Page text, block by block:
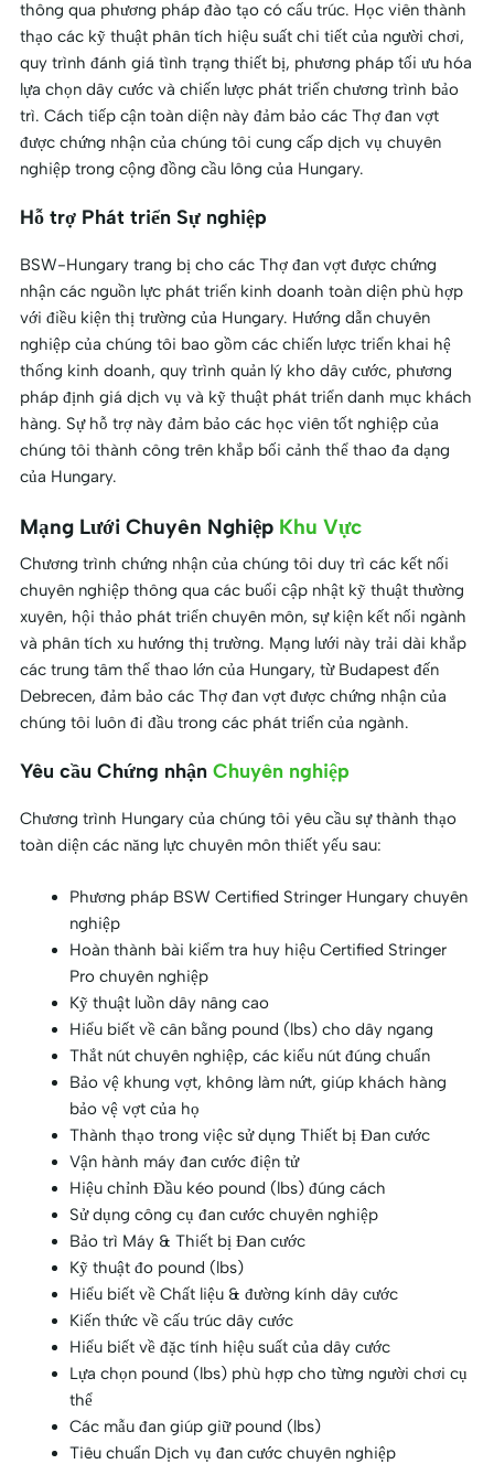
thông qua phương pháp đào tạo có cấu trúc. Học viên thành
thạo các kỹ thuật phân tích hiệu suất chi tiết của người chơi,
quy trình đánh giá tình trạng thiết bị, phương pháp tối ưu hóa
lựa chọn dây cước và chiến lược phát triển chương trình bảo
trì. Cách tiếp cận toàn diện này đảm bảo các Thợ đan vợt
được chứng nhận của chúng tôi cung cấp dịch vụ chuyên
nghiệp trong cộng đồng cầu lông của Hungary.
Hỗ trợ Phát triển Sự nghiệp
BSW-Hungary trang bị cho các Thợ đan vợt được chứng
nhận các nguồn lực phát triển kinh doanh toàn diện phù hợp
với điều kiện thị trường của Hungary. Hướng dẫn chuyên
nghiệp của chúng tôi bao gồm các chiến lược triển khai hệ
thống kinh doanh, quy trình quản lý kho dây cước, phương
pháp định giá dịch vụ và kỹ thuật phát triển danh mục khách
hàng. Sự hỗ trợ này đảm bảo các học viên tốt nghiệp của
chúng tôi thành công trên khắp bối cảnh thể thao đa dạng
của Hungary.
Mạng Lưới Chuyên Nghiệp Khu Vực
Chương trình chứng nhận của chúng tôi duy trì các kết nối
chuyên nghiệp thông qua các buổi cập nhật kỹ thuật thường
xuyên, hội thảo phát triển chuyên môn, sự kiện kết nối ngành
và phân tích xu hướng thị trường. Mạng lưới này trải dài khắp
các trung tâm thể thao lớn của Hungary, từ Budapest đến
Debrecen, đảm bảo các Thợ đan vợt được chứng nhận của
chúng tôi luôn đi đầu trong các phát triển của ngành.
Yêu cầu Chứng nhận Chuyên nghiệp
Chương trình Hungary của chúng tôi yêu cầu sự thành thạo
toàn diện các năng lực chuyên môn thiết yếu sau:
Phương pháp BSW Certified Stringer Hungary chuyên
nghiệp
Hoàn thành bài kiểm tra huy hiệu Certified Stringer
Pro chuyên nghiệp
Kỹ thuật luồn dây nâng cao
Hiểu biết về cân bằng pound (lbs) cho dây ngang
Thắt nút chuyên nghiệp, các kiểu nút đúng chuẩn
Bảo vệ khung vợt, không làm nứt, giúp khách hàng
bảo vệ vợt của họ
Thành thạo trong việc sử dụng Thiết bị Đan cước
Vận hành máy đan cước điện tử
Hiệu chỉnh Đầu kéo pound (lbs) đúng cách
Sử dụng công cụ đan cước chuyên nghiệp
Bảo trì Máy & Thiết bị Đan cước
Kỹ thuật đo pound (lbs)
Hiểu biết về Chất liệu & đường kính dây cước
Kiến thức về cấu trúc dây cước
Hiểu biết về đặc tính hiệu suất của dây cước
Lựa chọn pound (lbs) phù hợp cho từng người chơi cụ
thể
Các mẫu đan giúp giữ pound (lbs)
Tiêu chuẩn Dịch vụ đan cước chuyên nghiệp